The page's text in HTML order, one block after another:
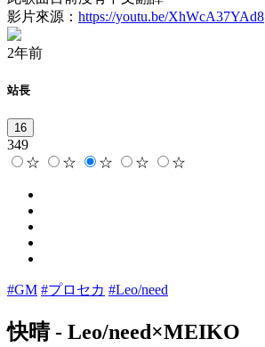
影片來源： https://youtu.be/XhWcA37YAd8
2年前
站長
16
349
☆
☆ ☆ ☆ ☆
#GM #プロセカ #Leo/need
快晴- Leo/need×MEIKO